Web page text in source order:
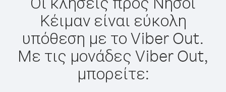
Κέιμαν είναι εύκολη
υπόθεση με το Viber Out.
Με τις μονάδες Viber Out,
μπορείτε: